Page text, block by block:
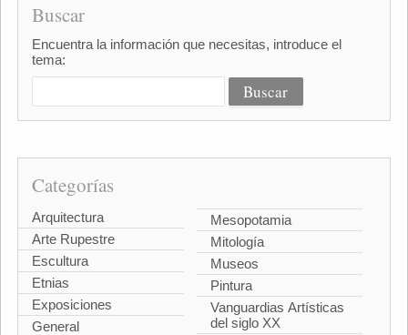
Buscar
Encuentra la información que necesitas, introduce el
tema:
Categorías
Arquitectura
Arte Rupestre
Escultura
Etnias
Exposiciones
General
Mesopotamia
Mitología
Museos
Pintura
Vanguardias Artísticas
del siglo XX